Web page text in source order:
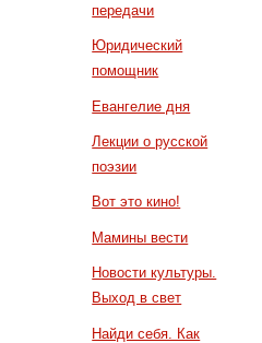
передачи
Юридический
помощник
Евангелие дня
Лекции о русской
поэзии
Вот это кино!
Мамины вести
Новости культуры.
Выход в свет
Найди себя. Как